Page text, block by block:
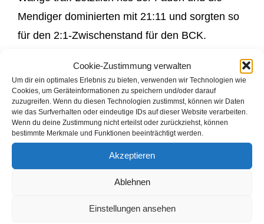
Cookie-Zustimmung verwalten
Um dir ein optimales Erlebnis zu bieten, verwenden wir Technologien wie
Cookies, um Geräteinformationen zu speichern und/oder darauf
zuzugreifen. Wenn du diesen Technologien zustimmst, können wir Daten
wie das Surfverhalten oder eindeutige IDs auf dieser Website verarbeiten.
Wenn du deine Zustimmung nicht erteilst oder zurückziehst, können
bestimmte Merkmale und Funktionen beeinträchtigt werden.
Akzeptieren
Ablehnen
Einstellungen ansehen
Mendiger dominierten mit 21:11 und sorgten so
für den 2:1-Zwischenstand für den BCK.
Dann ging es mit den Einzelspielen weiter:
Sarah spielte im Dameneinzel stark auf und
gewann gegen Kathrin mit 21:11 und 21:8. Die
Herreneinzel verliefen aus BCK leider nicht gut.
Im ersten Herreneinzel lieferten sich Uli und
Vincent ein sehr munteres und technisch
hochklassiges Einzel. Vincent gewann dabei
Satz verlief dann deutlich ausgeglichener und